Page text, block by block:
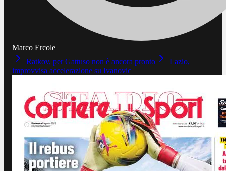
Marco Ercole
Ratkov, per Gattuso non è ancora pronto
Lazio,
improvvisa accelerazione su Ivanovic